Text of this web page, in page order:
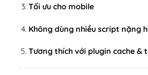
Tối ưu cho mobile
Không dùng nhiều script nặng
Tương thích với plugin cache &